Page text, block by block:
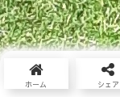
ホーム シェア